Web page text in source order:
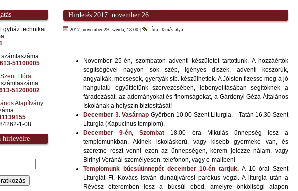
technikai
51100005
Flóra
51200002
Alapítvány
1-08
hírlevélre
Hirdetés 2017. november 26.
2017. november 29. szerda, 18:00 | Írta: Tamás atya
November 25-én, szombaton adventi készületet tartottunk. A hozzáértők
segítségével nagyon sok szép, igényes díszek, adventi koszorúk,
angyalkák, mécsesek, gyertyák stb. készülhettek. A Jóisten fizesse meg a jó
hangulatú együttlétünk szervezésében, lebonyolításában segítőknek a
fáradozását, az adományokat és finomságokat, a Gárdonyi Géza Általános
Iskolának a helyszín biztosítását!
December 3. Vasárnap Győrben 10.00 Szent Liturgia, Tatán 16.30 Szent
Liturgia (Kapucínus templom),
December 9-én, Szombat 18.00 óra Mikulás ünnepség lesz a
templomunkban. Akinek iskoláskorú, vagy kisebb gyermeke van, és
szeretne részt venni ezen az ünnepségen, kérem jelezze nálam, vagy
Birinyi Veránál személyesen, telefonon, vagy e-mailben!
Templomunk búcsúünnepét december 10-én tartjuk. A 10 órai Szent
Liturgiát Ft. Kovács István dunaújvárosi parókus végzi. A liturgia után a
Révész étteremben lesz a búcsúi ebéd, amelyre önköltségi alapon